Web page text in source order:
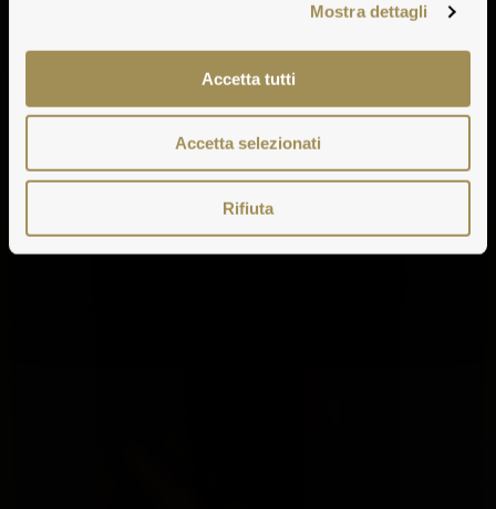
Mostra dettagli
Accetta tutti
Accetta selezionati
Rifiuta